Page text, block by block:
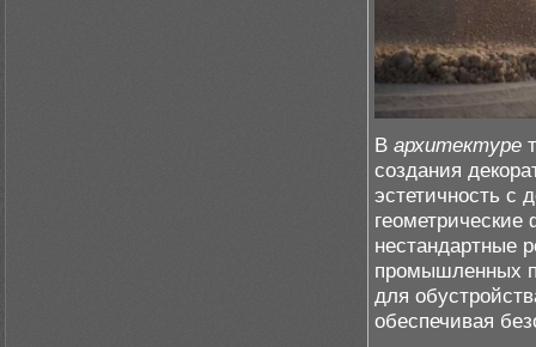
В архитектуре
создания
эстетичность с
нестандартные
промышленных
для
обеспечивая